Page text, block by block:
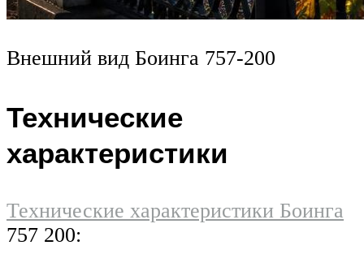
Внешний вид Боинга 757-200
Технические
характеристики
Технические характеристики Боинга
757 200: